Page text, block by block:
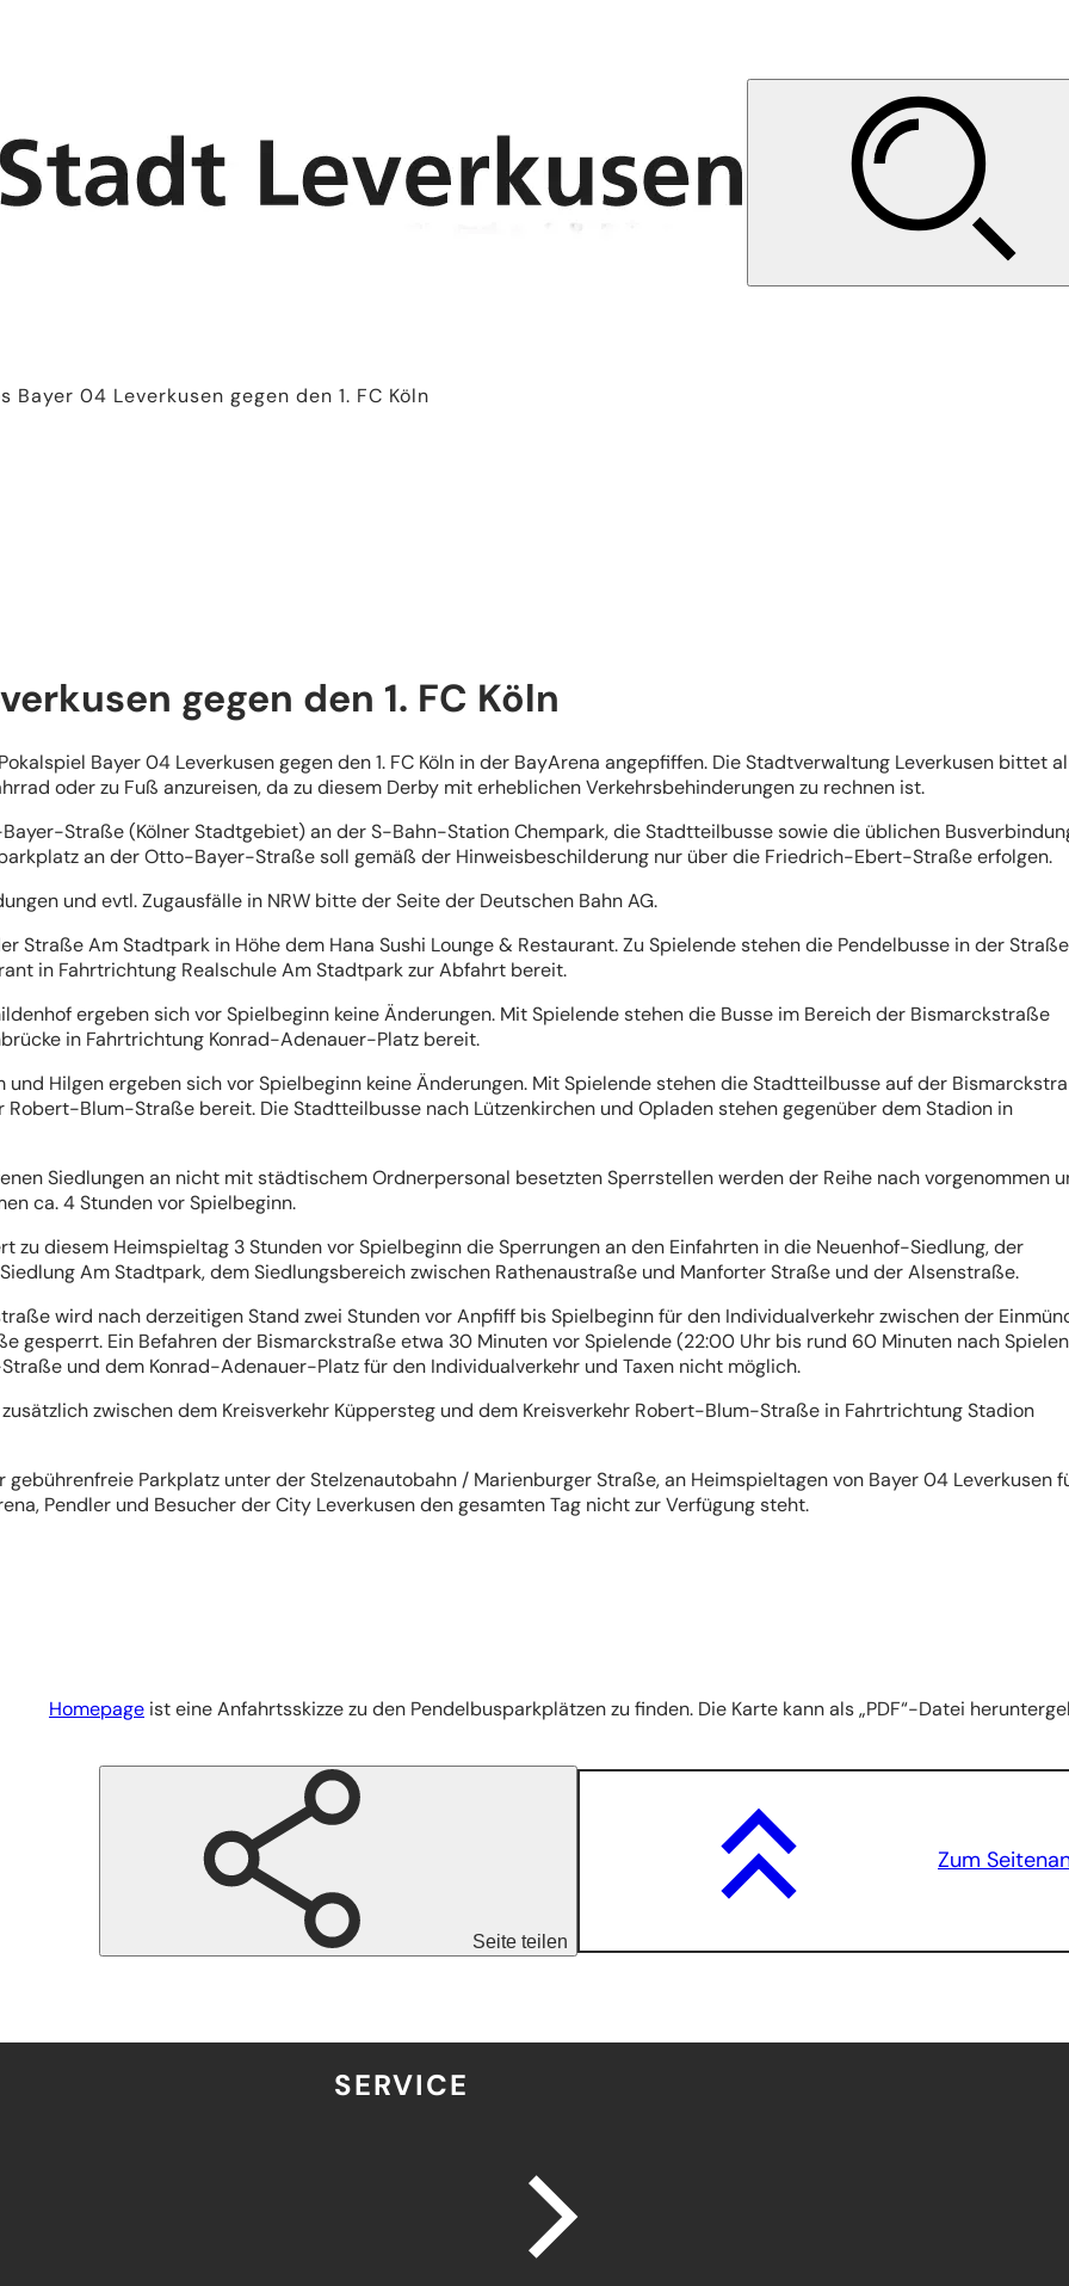
Bayer 04 Leverkusen gegen den 1. FC Köln
gegen den 1. FC Köln
Bayer 04 Leverkusen gegen den 1. FC Köln in der BayArena angepfiffen. Die Stadtverwaltung Leverkusen bittet
oder zu Fuß anzureisen, da zu diesem Derby mit erheblichen Verkehrsbehinderungen zu rechnen ist.
Straße (Kölner Stadtgebiet) an der S-Bahn-Station Chempark, die Stadtteilbusse sowie die üblichen
an der Otto-Bayer-Straße soll gemäß der Hinweisbeschilderung nur über die Friedrich-Ebert-Straße erfolgen.
und evtl. Zugausfälle in NRW bitte der Seite der Deutschen Bahn AG.
Am Stadtpark in Höhe dem Hana Sushi Lounge & Restaurant. Zu Spielende stehen die Pendelbusse in der
in Fahrtrichtung Realschule Am Stadtpark zur Abfahrt bereit.
ergeben sich vor Spielbeginn keine Änderungen. Mit Spielende stehen die Busse im Bereich der Bismarckstraße
in Fahrtrichtung Konrad-Adenauer-Platz bereit.
Hilgen ergeben sich vor Spielbeginn keine Änderungen. Mit Spielende stehen die Stadtteilbusse auf der
Blum-Straße bereit. Die Stadtteilbusse nach Lützenkirchen und Opladen stehen gegenüber dem Stadion in
Siedlungen an nicht mit städtischem Ordnerpersonal besetzten Sperrstellen werden der Reihe nach vorgenommen
ca. 4 Stunden vor Spielbeginn.
zu diesem Heimspieltag 3 Stunden vor Spielbeginn die Sperrungen an den Einfahrten in die Neuenhof-Siedlung, der
Am Stadtpark, dem Siedlungsbereich zwischen Rathenaustraße und Manforter Straße und der Alsenstraße.
wird nach derzeitigen Stand zwei Stunden vor Anpfiff bis Spielbeginn für den Individualverkehr zwischen der
gesperrt. Ein Befahren der Bismarckstraße etwa 30 Minuten vor Spielende (22:00 Uhr bis rund 60 Minuten nach
und dem Konrad-Adenauer-Platz für den Individualverkehr und Taxen nicht möglich.
zwischen dem Kreisverkehr Küppersteg und dem Kreisverkehr Robert-Blum-Straße in Fahrtrichtung Stadion
Parkplatz unter der Stelzenautobahn / Marienburger Straße, an Heimspieltagen von Bayer 04 Leverkusen
Pendler und Besucher der City Leverkusen den gesamten Tag nicht zur Verfügung steht.
Homepage ist eine Anfahrtsskizze zu den Pendelbusparkplätzen zu finden. Die Karte kann als „PDF“-Datei
Seite teilen
Zum
SERVICE